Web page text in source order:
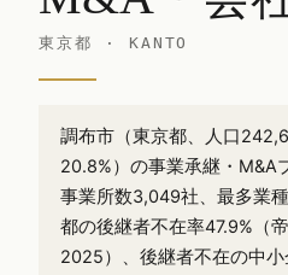
東京都 · KANTO
調布市（東京都、人口
20.8%）の事業承継・M&A
事業所数3,049社、最多業
都の後継者不在率47.9%（
2025）、後継者不在の中小